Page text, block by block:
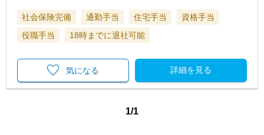
社会保険完備 通勤手当 住宅手当
資格手当
役職手当
18時までに退社可能
詳細を見る
気になる
1/1